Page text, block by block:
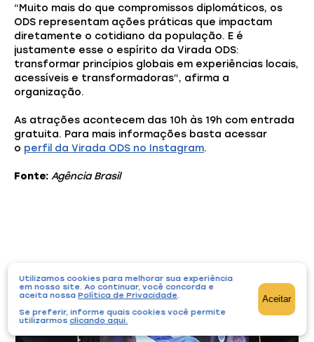
Utilizamos cookies para melhorar sua experiência
em nosso site. Ao continuar, você concorda e
aceita nossaPolítica de Privacidade.
Se preferir, informe quais cookies você permite
utilizarmosclicando aqui.
Aceitar
“Muito mais do que compromissos diplomáticos, os
ODS representam ações práticas que impactam
diretamente o cotidiano da população. E é
justamente esse o espírito da Virada ODS:
transformar princípios globais em experiências locais,
acessíveis e transformadoras”, afirma a
organização.
As atrações acontecem das 10h às 19h com entrada
gratuita. Para mais informações basta acessar
o perfil da Virada ODS no Instagram.
Fonte: Agência Brasil